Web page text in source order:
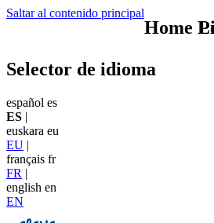
Saltar al contenido principal
Selector de idioma
español es
ES |
euskara eu
EU |
français fr
FR |
english en
EN
Home